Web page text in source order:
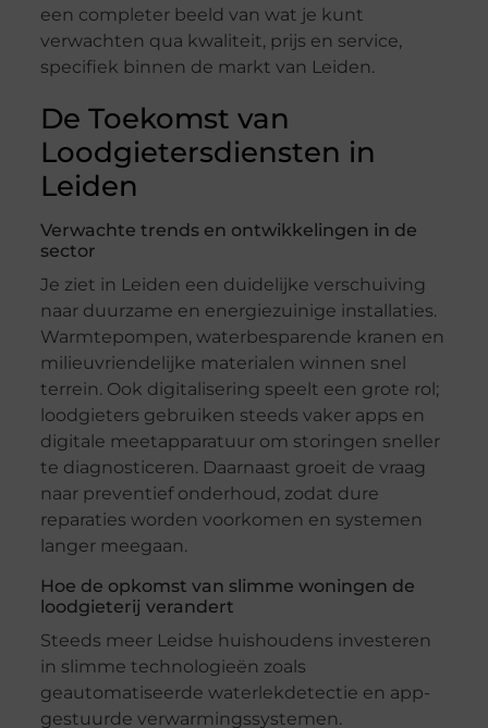
een completer beeld van wat je kunt
verwachten qua kwaliteit, prijs en service,
specifiek binnen de markt van Leiden.
De Toekomst van
Loodgietersdiensten in
Leiden
Verwachte trends en ontwikkelingen in de
sector
Je ziet in Leiden een duidelijke verschuiving
naar duurzame en energiezuinige installaties.
Warmtepompen, waterbesparende kranen en
milieuvriendelijke materialen winnen snel
terrein. Ook digitalisering speelt een grote rol;
loodgieters gebruiken steeds vaker apps en
digitale meetapparatuur om storingen sneller
te diagnosticeren. Daarnaast groeit de vraag
naar preventief onderhoud, zodat dure
reparaties worden voorkomen en systemen
langer meegaan.
Hoe de opkomst van slimme woningen de
loodgieterij verandert
Steeds meer Leidse huishoudens investeren
in slimme technologieën zoals
geautomatiseerde waterlekdetectie en app-
gestuurde verwarmingssystemen.